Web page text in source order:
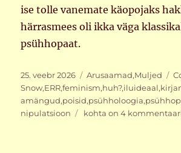
ise tolle vanemate käopojaks
härrasmees oli ikka väga
psühhopaat.
Postitatud
25. veebr 2026 Rubriigid
Arusaamad,Muljed
Snow,ERR,feminism,huh?,iluideaal,
amängud,poisid,psühholoogia,
nipulatsioon
Ideaalne
kohta on 4